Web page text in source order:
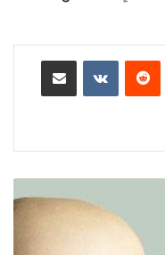
مشاركة عبر البريد